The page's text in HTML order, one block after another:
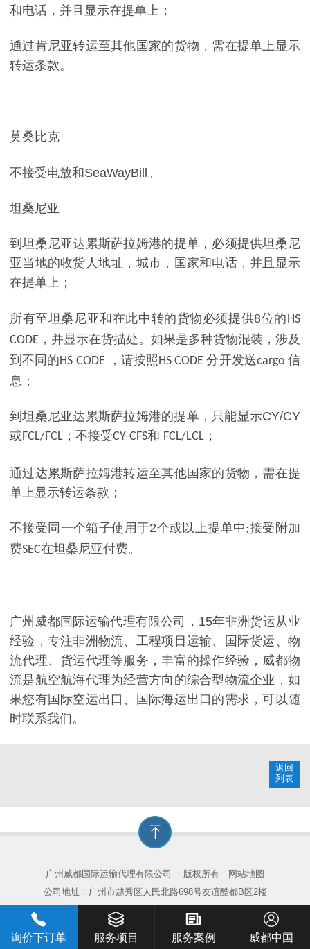
和电话，并且显示在提单上；
通过肯尼亚转运至其他国家的货物，需在提单上显示
转运条款。
莫桑比克
不接受电放和SeaWayBill。
坦桑尼亚
到坦桑尼亚达累斯萨拉姆港的提单，必须提供坦桑尼
亚当地的收货人地址，城市，国家和电话，并且显示
在提单上；
所有至坦桑尼亚和在此中转的货物必须提供8位的 HS
CODE ，并显示在货描处。如果是多种货物混装，涉及
到不同的HS CODE ，请按照 HS CODE分开发送cargo信
息；
到坦桑尼亚达累斯萨拉姆港的提单，只能显示CY/CY
或FCL/FCL ；不接受CY-CFS和 FCL/LCL ；
通过达累斯萨拉姆港转运至其他国家的货物，需在提
单上显示转运条款；
不接受同一个箱子使用于2个或以上提单中;接受附加
费SEC在坦桑尼亚付费。
广州威都国际运输代理有限公司， 15年非洲货运从业
经验，专注非洲物流、工程项目运输、国际货运、物
流代理、货运代理等服务，丰富的操作经验，威都物
流是航空航海代理为经营方向的综合型物流企业，如
果您有国际空运出口、国际海运出口的需求，可以随
时联系我们。
返回
列表
广州威都国际运输代理有限公司 版权所有
网站地图
公司地址：广州市越秀区人民北路698号友谊酷都B区2楼
询价下订单 服务项目 服务案例 威都中国